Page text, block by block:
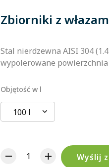
Zbiorniki z
Stal nierdzewna AISI 304
wypolerowane
Objętość w l
100 l
Wyślij